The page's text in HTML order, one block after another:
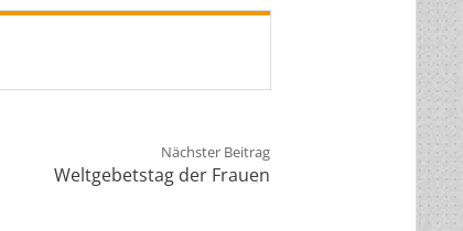
Nächster Beitrag
Weltgebetstag der Frauen